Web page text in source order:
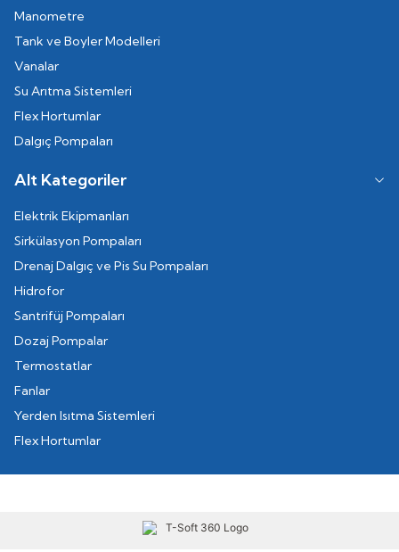
Manometre
Tank ve Boyler Modelleri
Vanalar
Su Arıtma Sistemleri
Flex Hortumlar
Dalgıç Pompaları
Alt Kategoriler
Elektrik Ekipmanları
Sirkülasyon Pompaları
Drenaj Dalgıç ve Pis Su Pompaları
Hidrofor
Santrifüj Pompaları
Dozaj Pompalar
Termostatlar
Fanlar
Yerden Isıtma Sistemleri
Flex Hortumlar